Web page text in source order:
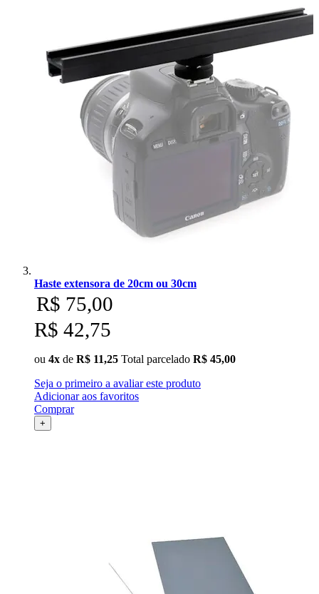
Haste extensora de 20cm ou 30cm
R$ 75,00
R$ 42,75
ou 4x de R$ 11,25 Total parcelado R$ 45,00
Seja o primeiro a avaliar este produto
Adicionar aos favoritos
Comprar
+